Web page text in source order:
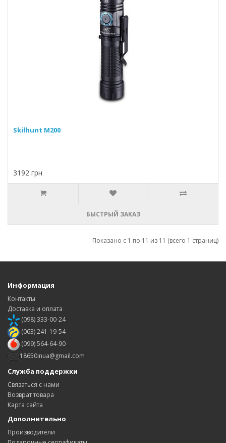
Skilhunt M200
3192 грн
БЫСТРЫЙ ЗАКАЗ
Показано с 1 по 11 из 11 (всего 1 страниц)
Информация
Контакты
Доставка и оплата
(098) 333-00-24
(063) 241-19-54
(099) 564-64-90
18650inua@gmail.com
Служба поддержки
Связаться с нами
Возврат товара
Карта сайта
Дополнительно
Производители